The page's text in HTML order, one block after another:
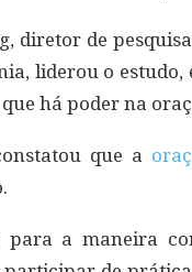
diretor de
liderou o
há poder na
que a
para a maneira